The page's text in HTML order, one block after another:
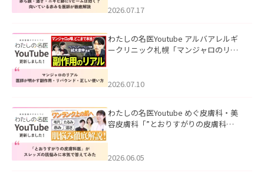
した。
2026.07.17
わたしの名医Youtube アルバアレルギ
ークリニック札幌「マンジャロのリア
た。
2026.07.10
わたしの名医Youtube めぐ皮膚科・美
容皮膚科「”とおりすがりの皮膚科
2026.06.05